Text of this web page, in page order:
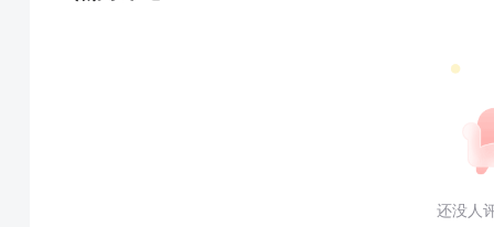
还没人